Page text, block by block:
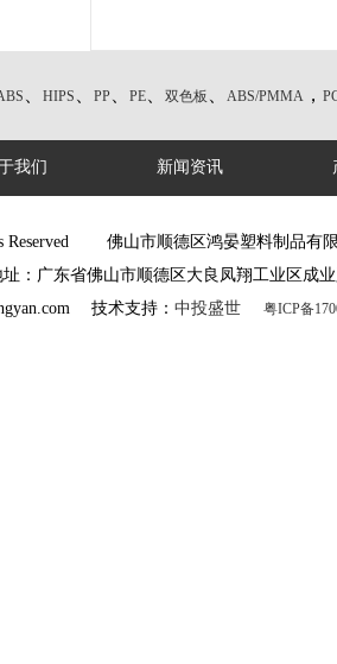
HIPS PP PE 双色板 ABS/PMMA ，
我们 新闻资讯
Reserved 佛山市顺德区鸿晏塑料制品有
：广东省佛山市顺德区大良凤翔工业区成
技术支持： 中投盛世 粤ICP备